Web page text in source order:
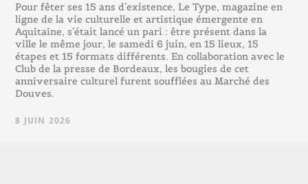
Pour fêter ses 15 ans d’existence, Le Type, magazine en
ligne de la vie culturelle et artistique émergente en
Aquitaine, s’était lancé un pari : être présent dans la
ville le même jour, le samedi 6 juin, en 15 lieux, 15
étapes et 15 formats différents. En collaboration avec le
Club de la presse de Bordeaux, les bougies de cet
anniversaire culturel furent soufflées au Marché des
Douves.
8 JUIN 2026